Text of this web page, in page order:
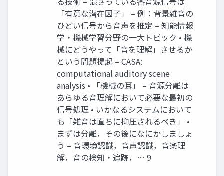
「有意な潜在因子」 – 例：背景雑音の
ひどい信号から音声を推定 – 知能情報
学・機械学習分野の一大トピック • 機
械にどうやって「音を理解」させるか
という問題提起 – CASA:
computational auditory scene
analysis • 「機械の耳」 – 音源分離は
あらゆる音理解において必要な最初の
信号処理 • いかなるシステムにおいて
も「雑音は直ちに抑圧されるべき」 •
まずは分離，その後になにかしましょ
う – 音環境認識，音声認識，音楽理
解，音の検知・追跡，… 9